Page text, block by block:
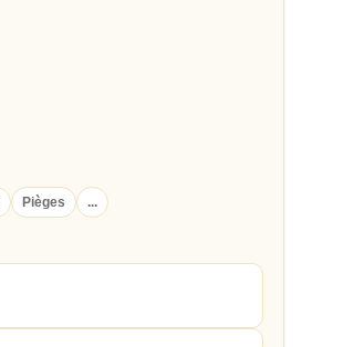
Pièges ...